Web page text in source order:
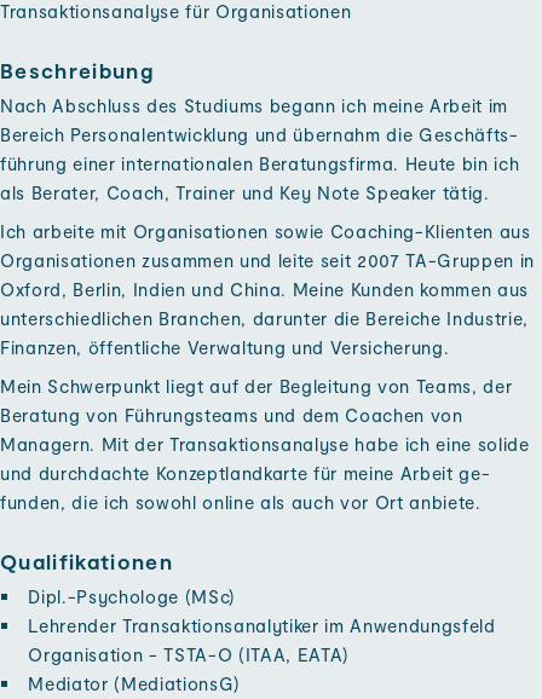
Transaktionsanalyse für Organisationen
Beschreibung
Nach Ab­schluss des Studiums begann ich meine Arbeit im
Bereich Personal­entwicklung und über­nahm die Geschäfts­
führung einer inter­nationalen Beratungs­firma. Heute bin ich
als Berater, Coach, Trainer und Key Note Speaker tätig.
Ich arbeite mit Organisationen so­wie Coaching-Klienten aus
Organisationen zu­sammen und leite seit 2007 TA-Gruppen in
Oxford, Berlin, Indien und China. Meine Kunden kommen aus
unter­schiedlichen Branchen, da­runter die Bereiche Industrie,
Finanzen, öffentliche Ver­waltung und Ver­sicherung.
Mein Schwer­punkt liegt auf der Begleitung von Teams, der
Beratung von Führungs­teams und dem Coachen von
Managern. Mit der Transaktions­analyse habe ich eine solide
und durch­dachte Konzept­landkarte für meine Arbeit ge­
funden, die ich so­wohl online als auch vor Ort an­biete.
Qualifikationen
Dipl.-Psychologe (MSc)
Lehrender Transaktions­analytiker im Anwendungs­feld
Organisation - TSTA-O (ITAA, EATA)
Mediator (MediationsG)